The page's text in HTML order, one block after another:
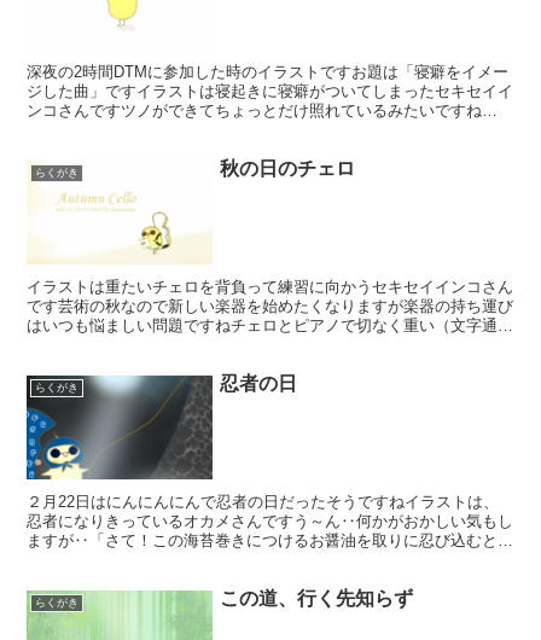
深夜の2時間DTMに参加した時のイラストですお題は「寝癖をイメー
ジした曲」ですイラストは寝起きに寝癖がついてしまったセキセイイ
ンコさんですツノができてちょっとだけ照れているみたいですね
らくがき 秋の日のチェロ
イラストは重たいチェロを背負って練習に向かうセキセイインコさん
です芸術の秋なので新しい楽器を始めたくなりますが楽器の持ち運び
はいつも悩ましい問題ですねチェロとピアノで切なく重い（文字通
らくがき 忍者の日
２月22日はにんにんにんで忍者の日だったそうですねイラストは、
忍者になりきっているオカメさんですう～ん‥何かがおかしい気もし
ますが‥「さて！この海苔巻きにつけるお醤油を取りに忍び込むとす
らくがき この道、行く先知らず